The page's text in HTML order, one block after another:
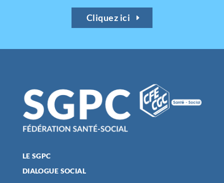
Cliquez ici
LE SGPC
DIALOGUE SOCIAL